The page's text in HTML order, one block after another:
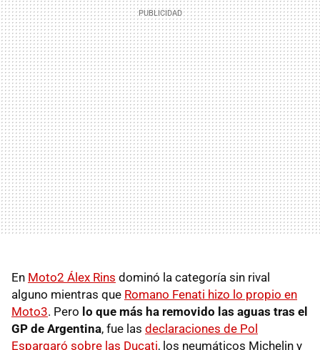
En Moto2 Álex Rins dominó la categoría sin rival
alguno mientras que Romano Fenati hizo lo propio en
Moto3. Pero lo que más ha removido las aguas tras el
GP de Argentina, fue las declaraciones de Pol
Espargaró sobre las Ducati, los neumáticos Michelin y